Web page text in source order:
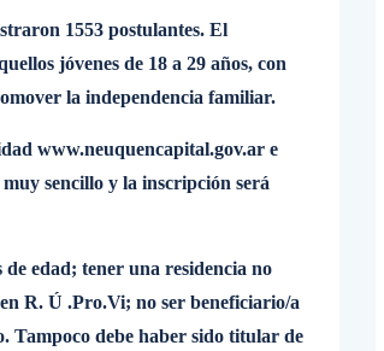
1553 postulantes. El
jóvenes de 18 a 29 años, con
la independencia familiar.
www.neuquencapital.gov.ar e
sencillo y la inscripción será
edad; tener una residencia no
R. Ú .Pro.Vi; no ser beneficiario/a
Tampoco debe haber sido titular de